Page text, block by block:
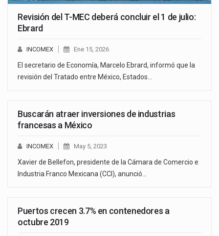
Revisión del T-MEC deberá concluir el 1 de julio:
Ebrard
INCOMEX Ene 15, 2026
El secretario de Economía, Marcelo Ebrard, informó que la
revisión del Tratado entre México, Estados…
Buscarán atraer inversiones de industrias
francesas a México
INCOMEX May 5, 2023
Xavier de Bellefon, presidente de la Cámara de Comercio e
Industria Franco Mexicana (CCI), anunció…
Puertos crecen 3.7% en contenedores a
octubre 2019